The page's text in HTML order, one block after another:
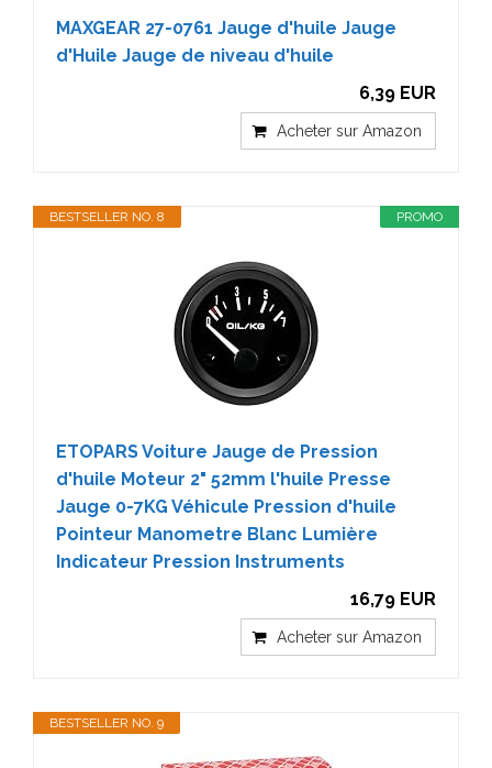
MAXGEAR 27-0761 Jauge d'huile Jauge
d'Huile Jauge de niveau d'huile
6,39 EUR
Acheter sur Amazon
PROMO
BESTSELLER NO. 8
ETOPARS Voiture Jauge de Pression
d'huile Moteur 2" 52mm l'huile Presse
Jauge 0-7KG Véhicule Pression d'huile
Pointeur Manometre Blanc Lumière
Indicateur Pression Instruments
16,79 EUR
Acheter sur Amazon
BESTSELLER NO. 9